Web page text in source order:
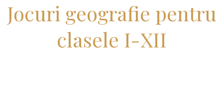
Jocuri geografie pentru
clasele I-XII